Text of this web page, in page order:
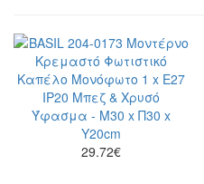
29.72€